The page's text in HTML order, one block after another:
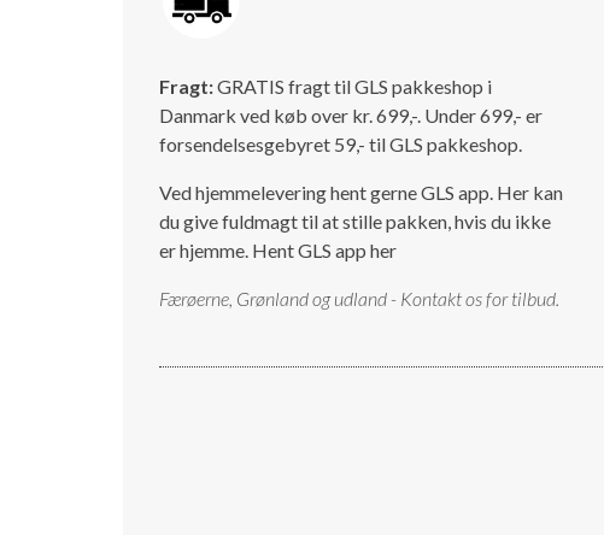
Fragt:GRATIS fragt til GLS pakkeshop i
Danmark ved køb over kr. 699,-. Under 699,- er
forsendelsesgebyret 59,- til GLS pakkeshop.
Ved hjemmelevering hent gerne GLS app. Her kan
du give fuldmagt til at stille pakken, hvis du ikke
er hjemme. Hent GLS app her
Færøerne, Grønland og udland - Kontakt os for tilbud.